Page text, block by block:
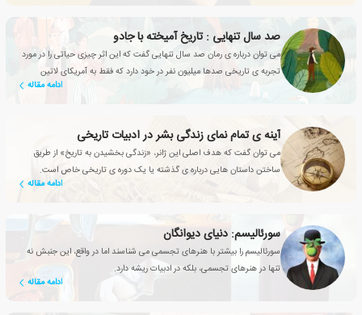
صد سال تنهایی : تاریخ آمیخته با جادو
می توان درباره ی رمان صد سال تنهایی گفت که این اثر چیزی حیاتی را در مورد
تجربه ی تاریخی صدها میلیون نفر در خود دارد که فقط به آمریکای لاتین
ادامه مقاله
آینه ی تمام نمای زندگی بشر در ادبیات تاریخی
می توان گفت که هدف اصلی این ژانر، «زندگی بخشیدن به تاریخ» از طریق
ساختن داستان هایی درباره ی گذشته یا یک دوره ی تاریخی خاص است.
ادامه مقاله
سورئالیسم: دنیای دیوانگان
سورئالیسم را بیشتر با هنرهای تجسمی می شناسند اما در واقع، این جنبش نه
تنها در هنرهای تجسمی، بلکه در ادبیات ریشه دارد.
ادامه مقاله